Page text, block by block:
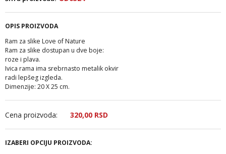
OPIS PROIZVODA
Ram za slike Love of Nature
Ram za slike dostupan u dve boje:
roze i plava.
Ivica rama ima srebrnasto metalik okvir
radi lepšeg izgleda.
Dimenzije: 20 X 25 cm.
Cena proizvoda: 320,00 RSD
IZABERI OPCIJU PROIZVODA: